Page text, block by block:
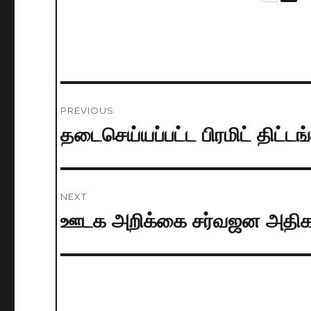
navigation
PREVIOUS
Previous
தடைசெய்யப்பட்ட பிரமிட்
NEXT
Next
ஊடக அறிக்கை சர்வஜன